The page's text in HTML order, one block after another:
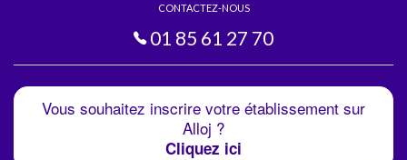
CONTACTEZ-NOUS
01 85 61 27 70
Vous souhaitez inscrire votre établissement sur
Alloj ?
Cliquez ici